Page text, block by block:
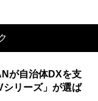
が自治体DXを支
シリーズ」が選ば